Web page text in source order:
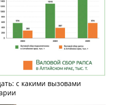
с какими вызовами